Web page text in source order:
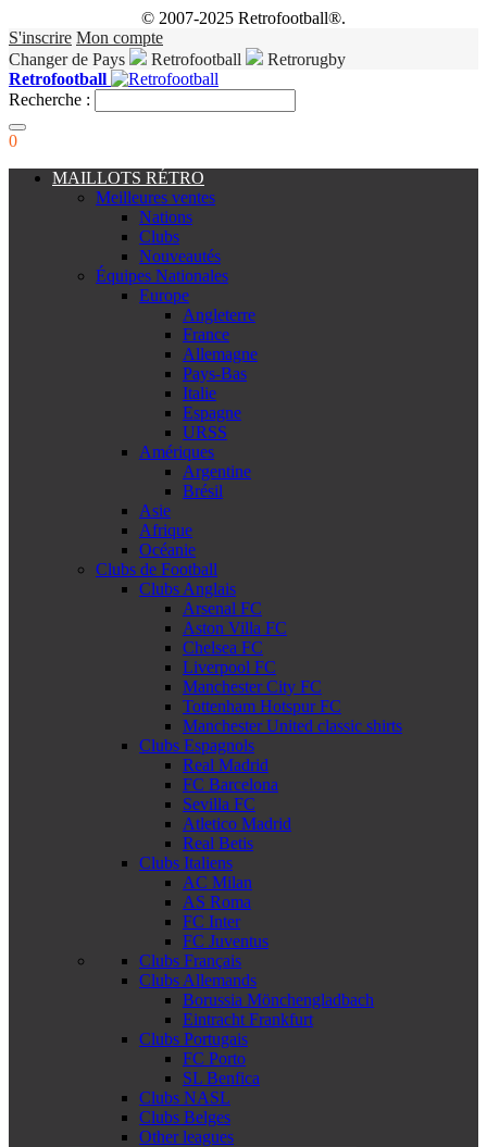
© 2007-2025 Retrofootball®.
S'inscrire Mon compte
Changer de Pays
Retrofootball
Retrorugby
Retrofootball
Recherche :
0
MAILLOTS RÉTRO
Meilleures ventes
Nations
Clubs
Nouveautés
Équipes Nationales
Europe
Angleterre
France
Allemagne
Pays-Bas
Italie
Espagne
URSS
Amériques
Argentine
Brésil
Asie
Afrique
Océanie
Clubs de Football
Clubs Anglais
Arsenal FC
Aston Villa FC
Chelsea FC
Liverpool FC
Manchester City FC
Tottenham Hotspur FC
Manchester United classic shirts
Clubs Espagnols
Real Madrid
FC Barcelona
Sevilla FC
Atletico Madrid
Real Betis
Clubs Italiens
AC Milan
AS Roma
FC Inter
FC Juventus
Clubs Français
Clubs Allemands
Borussia Mönchengladbach
Eintracht Frankfurt
Clubs Portugais
FC Porto
SL Benfica
Clubs NASL
Clubs Belges
Other leagues